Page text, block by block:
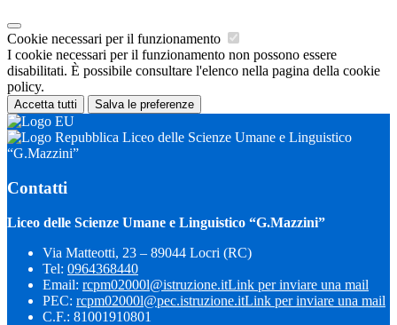
Cookie necessari per il funzionamento
I cookie necessari per il funzionamento non possono essere
disabilitati. È possibile consultare l'elenco nella pagina della cookie
policy.
Accetta tutti Salva le preferenze
Liceo delle Scienze Umane e Linguistico
“G.Mazzini”
Contatti
Liceo delle Scienze Umane e Linguistico “G.Mazzini”
Via Matteotti, 23 – 89044 Locri (RC)
Tel: 0964368440
Email: rcpm02000l@istruzione.itLink per inviare una mail
PEC: rcpm02000l@pec.istruzione.itLink per inviare una mail
C.F.: 81001910801